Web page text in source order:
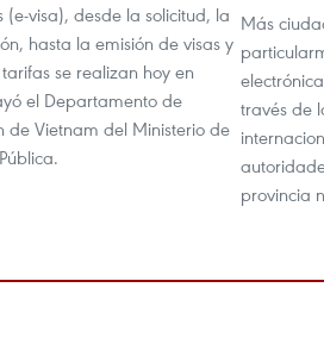
(e-visa), desde la solicitud, la
hasta la emisión de visas y
se realizan hoy en
el Departamento de
de Vietnam del Ministerio de
Más
través de
provincia